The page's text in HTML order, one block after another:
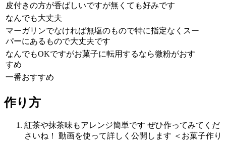
皮付きの方が香ばしいですが無くても好みです
なんでも大丈夫
マーガリンでなければ無塩のもので特に指定なくスー
パーにあるもので大丈夫です
なんでもOKですがお菓子に転用するなら微粉がおす
すめ
一番おすすめ
作り方
紅茶や抹茶味もアレンジ簡単です ぜひ作ってみてくだ
さいね！ 動画を使って詳しく公開します ＜お菓子作り